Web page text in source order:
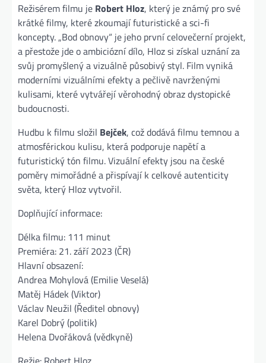
Režisérem filmu je Robert Hloz, který je známý pro své
krátké filmy, které zkoumají futuristické a sci-fi
koncepty. „Bod obnovy“ je jeho první celovečerní projekt,
a přestože jde o ambiciózní dílo, Hloz si získal uznání za
svůj promyšlený a vizuálně působivý styl. Film vyniká
moderními vizuálními efekty a pečlivě navrženými
kulisami, které vytvářejí věrohodný obraz dystopické
budoucnosti.
Hudbu k filmu složil Bejček, což dodává filmu temnou a
atmosférickou kulisu, která podporuje napětí a
futuristický tón filmu. Vizuální efekty jsou na české
poměry mimořádné a přispívají k celkové autenticity
světa, který Hloz vytvořil.
Doplňující informace:
Délka filmu: 111 minut
Premiéra: 21. září 2023 (ČR)
Hlavní obsazení:
Andrea Mohylová (Emilie Veselá)
Matěj Hádek (Viktor)
Václav Neužil (Ředitel obnovy)
Karel Dobrý (politik)
Helena Dvořáková (vědkyně)